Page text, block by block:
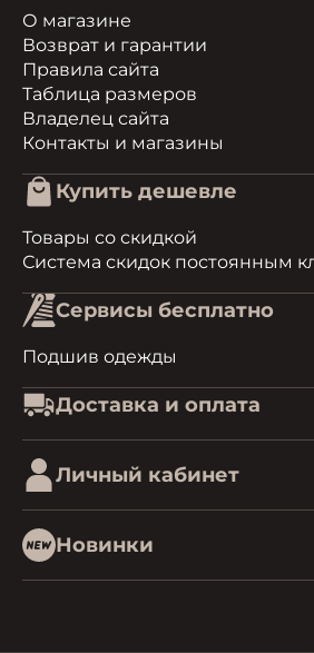
О магазине
Возврат и гарантии
Правила сайта
Таблица размеров
Владелец сайта
Контакты и магазины
Купить дешевле
Товары со скидкой
Система скидок постоянным
Сервисы бесплатно
Подшив одежды
Доставка и оплата
Личный кабинет
Новинки